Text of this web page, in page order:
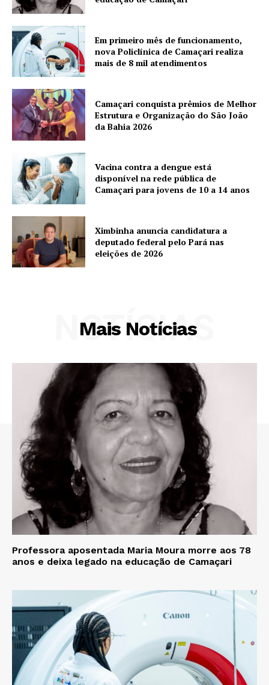
Em primeiro mês de funcionamento,
nova Policlínica de Camaçari realiza
mais de 8 mil atendimentos
Camaçari conquista prêmios de Melhor
Estrutura e Organização do São João
da Bahia 2026
Vacina contra a dengue está
disponível na rede pública de
Camaçari para jovens de 10 a 14 anos
Ximbinha anuncia candidatura a
deputado federal pelo Pará nas
eleições de 2026
Mais Notícias
NOTÍCIAS
Professora aposentada Maria Moura morre aos 78
anos e deixa legado na educação de Camaçari